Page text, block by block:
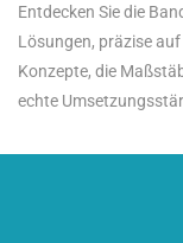
Entdecken Sie die
Lösungen, präzise
Konzepte, die
echte